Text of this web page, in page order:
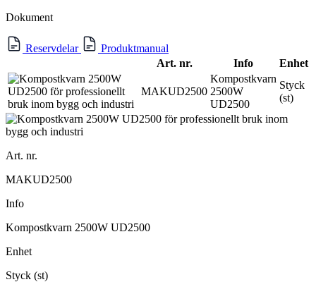
Dokument
Reservdelar
Produktmanual
Art. nr.
Info Enhet
MAKUD2500
Kompostkvarn
2500W
UD2500
Styck
(st)
Art. nr.
MAKUD2500
Info
Kompostkvarn 2500W UD2500
Enhet
Styck (st)